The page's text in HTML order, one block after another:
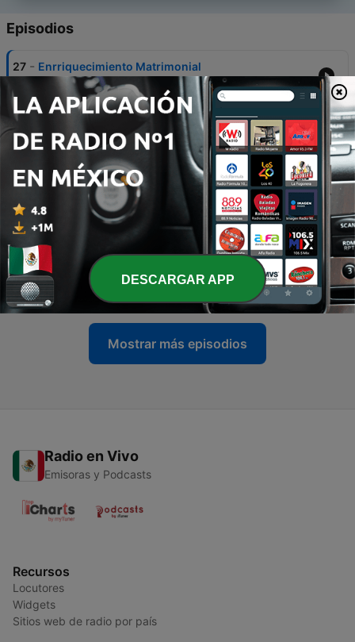
Episodios
27 - Enrriquecimiento Matrimonial
26 - Conversando sobre el tema migratorio
23 feb. 2021
25 - Conversando sobre la vacuna contra el COVID-19
06 feb. 2021
24 - Empoderando a la comunidad Hispana
29 ago. 2020
- Marriage Preparation Talk with Fr. Cahill
23 ago. 2020
Mostrar más episodios
Radio en Vivo
Emisoras y Podcasts
Recursos
Locutores
Widgets
Sitios web de radio por país
DESCARGAR APP